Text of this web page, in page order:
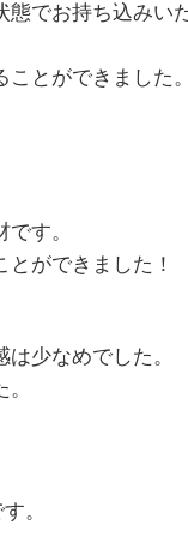
態でお持ち込みい
とができました。
す。
ができました！
少なめでした。
。